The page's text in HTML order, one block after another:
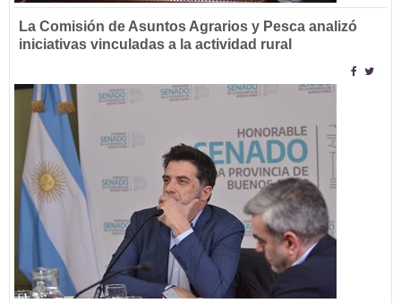
La Comisión de Asuntos Agrarios y Pesca analizó
iniciativas vinculadas a la actividad rural